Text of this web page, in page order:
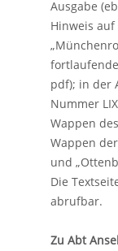
Ausgabe
Hinweis
pdf); in der
Nummer
Wappen
Wappen
und
Die
abrufbar.
Zu Abt